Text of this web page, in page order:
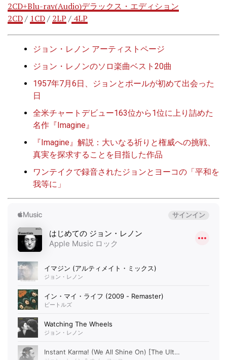
2CD+Blu-ray(Audio)デラックス・エディション
2CD/ 1CD/ 2LP / 4LP
ジョン・レノン アーティストページ
ジョン・レノンのソロ楽曲ベスト20曲
1957年7月6日、ジョンとポールが初めて出会った
日
全米チャートデビュー163位から1位に上り詰めた
名作『Imagine』
『Imagine』解説：大いなる祈りと権威への挑戦、
真実を探求することを目指した作品
ワンテイクで録音されたジョンとヨーコの「平和を
我等に」